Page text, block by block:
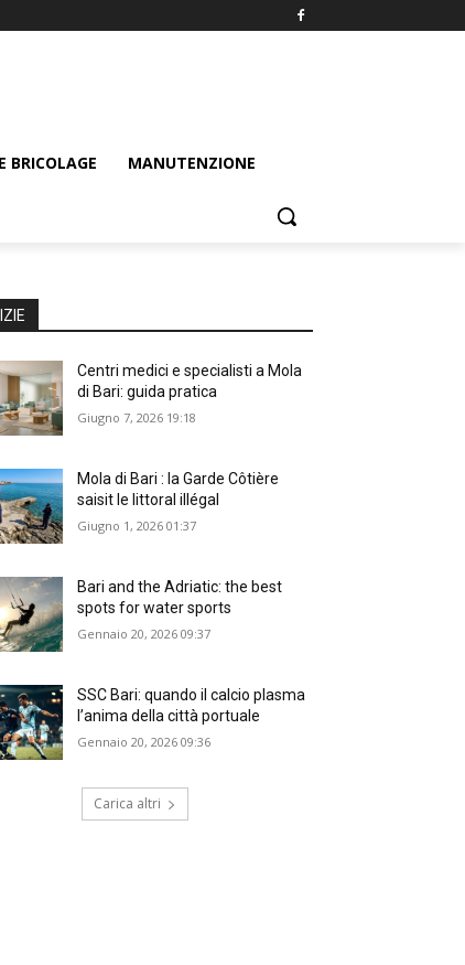
BRICOLAGE MANUTENZIONE
Centri medici e specialisti a Mola
di Bari: guida pratica
Giugno 7, 2026 19:18
Mola di Bari : la Garde Côtière
saisit le littoral illégal
Giugno 1, 2026 01:37
Bari and the Adriatic: the best
spots for water sports
Gennaio 20, 2026 09:37
SSC Bari: quando il calcio plasma
l’anima della città portuale
Gennaio 20, 2026 09:36
Carica altri